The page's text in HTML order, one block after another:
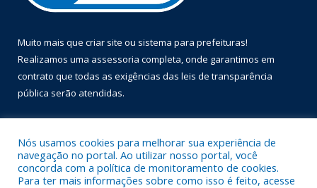
Muito mais que criar site ou sistema para prefeituras!
Realizamos uma assessoria completa, onde garantimos em
contrato que todas as exigências das leis de transparência
pública serão atendidas.
Nós usamos cookies para melhorar sua experiência de
navegação no portal. Ao utilizar nosso portal, você
concorda com a política de monitoramento de cookies.
Para ter mais informações sobre como isso é feito, acesse